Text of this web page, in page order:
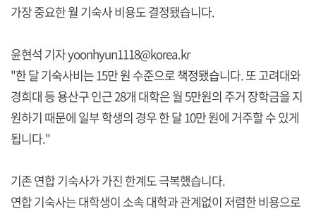
가장 중요한 월 기숙사 비용도 결정됐습니다.
윤현석 기자 yoonhyun1118@korea.kr
"한 달 기숙사비는 15만 원 수준으로 책정됐습니다. 또 고려대와
경희대 등 용산구 인근 28개 대학은 월 5만원의 주거 장학금을 지
원하기 때문에 일부 학생의 경우 한 달 10만 원에 거주할 수 있게
됩니다."
기존 연합 기숙사가 가진 한계도 극복했습니다.
연합 기숙사는 대학생이 소속 대학과 관계없이 저렴한 비용으로